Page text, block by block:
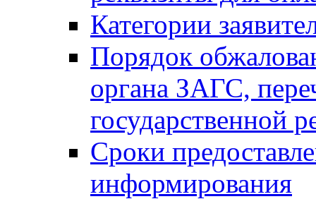
Категории
Порядок
органа ЗАГС,
государственной
Сроки
информирования